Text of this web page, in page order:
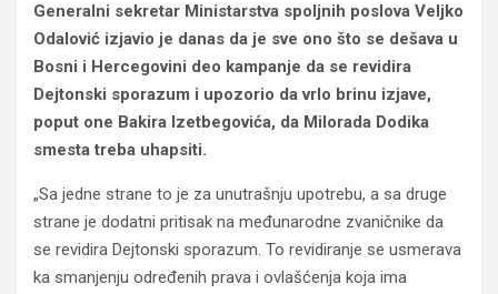
Generalni sekretar Ministarstva spoljnih poslova Veljko
Odalović izjavio je danas da je sve ono što se dešava u
Bosni i Hercegovini deo kampanje da se revidira
Dejtonski sporazum i upozorio da vrlo brinu izjave,
poput one Bakira Izetbegovića, da Milorada Dodika
smesta treba uhapsiti.
„Sa jedne strane to je za unutrašnju upotrebu, a sa druge
strane je dodatni pritisak na međunarodne zvaničnike da
se revidira Dejtonski sporazum. To revidiranje se usmerava
ka smanjenju određenih prava i ovlašćenja koja ima